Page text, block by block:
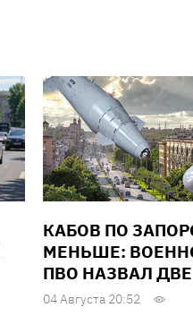
КАБОВ ПО
МЕНЬШЕ:
ПВО НАЗВАЛ
04 Августа 20:52